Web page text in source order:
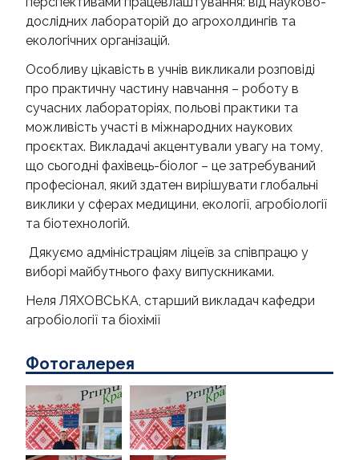
дослідних лабораторій до агрохолдингів та
екологічних організацій.
Особливу цікавість в учнів викликали розповіді
про практичну частину навчання – роботу в
сучасних лабораторіях, польові практики та
можливість участі в міжнародних наукових
проєктах. Викладачі акцентували увагу на тому,
що сьогодні фахівець-біолог – це затребуваний
професіонал, який здатен вирішувати глобальні
виклики у сферах медицини, екології, агробіології
та біотехнологій.
Дякуємо адміністраціям ліцеїв за співпрацю у
виборі майбутнього фаху випускниками.
Неля ЛЯХОВСЬКА, старший викладач кафедри
агробіології та біохімії
Фотогалерея